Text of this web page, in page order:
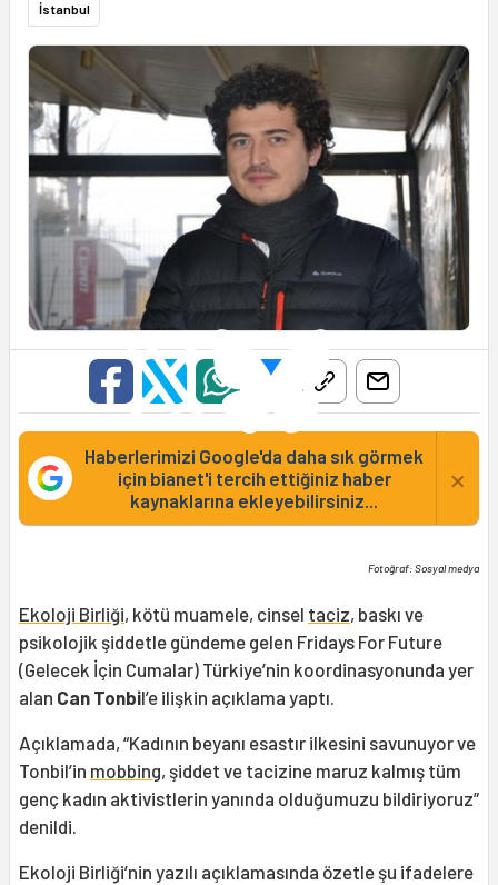
İstanbul
Haberlerimizi Google'da daha sık görmek
için bianet'i tercih ettiğiniz haber
kaynaklarına ekleyebilirsiniz...
×
Fotoğraf: Sosyal medya
Ekoloji Birliği, kötü muamele, cinsel taciz, baskı ve
psikolojik şiddetle gündeme gelen Fridays For Future
(Gelecek İçin Cumalar) Türkiye’nin koordinasyonunda yer
alan Can Tonbil’e ilişkin açıklama yaptı.
Açıklamada, “Kadının beyanı esastır ilkesini savunuyor ve
Tonbil’in mobbing, şiddet ve tacizine maruz kalmış tüm
genç kadın aktivistlerin yanında olduğumuzu bildiriyoruz”
denildi.
Ekoloji Birliği’nin yazılı açıklamasında özetle şu ifadelere